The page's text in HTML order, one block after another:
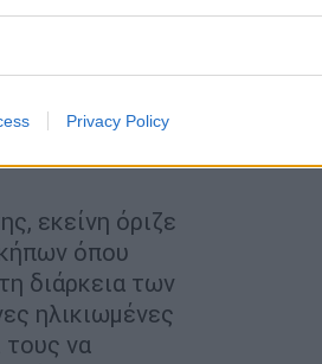
Privacy Policy
και
είχε
με την οποία
του χρηματικού
εκείνη όριζε
όπου
διάρκεια των
ηλικιωμένες
τους να